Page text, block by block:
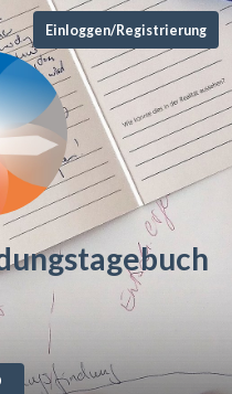
Einloggen/Registrierung